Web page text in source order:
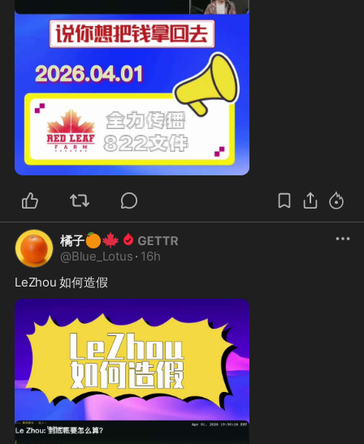
橘子🍊🍁
@Blue_Lotus · 16h
LeZhou 如何造假